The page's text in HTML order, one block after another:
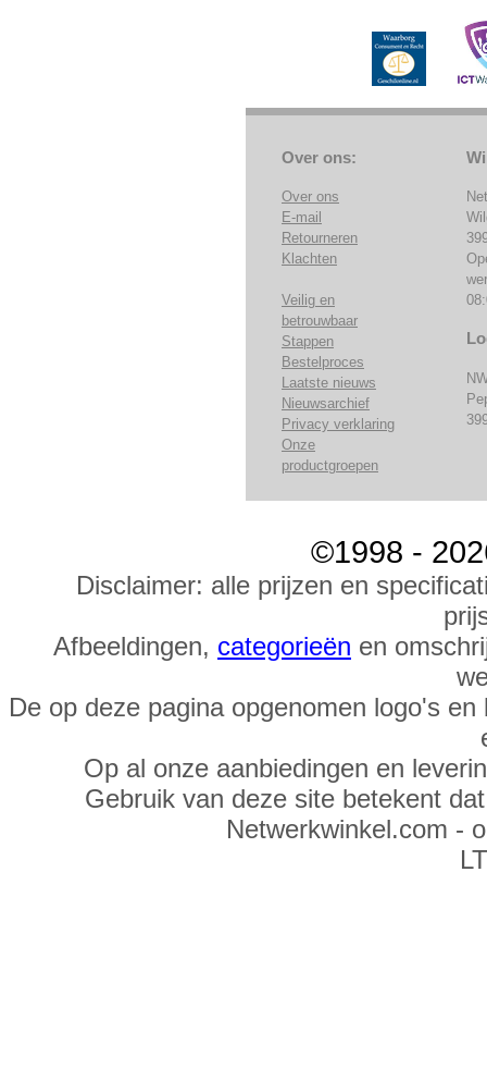
Over ons:
Over ons
E-mail
Retourneren
Klachten
Veilig en
betrouwbaar
Stappen
Bestelproces
Laatste nieuws
Nieuwsarchief
Privacy verklaring
Onze
productgroepen
©1998 -
Disclaimer: alle prijzen en
Afbeeldingen, categorieën en
De op deze pagina opgenomen logo's
Op al onze aanbiedingen en
Gebruik van deze site betekent
Netwerkwinkel.com -